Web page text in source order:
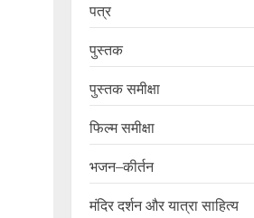
पत्र
पुस्तक
पुस्तक समीक्षा
फिल्म समीक्षा
भजन–कीर्तन
मंदिर दर्शन और यात्रा साहित्य